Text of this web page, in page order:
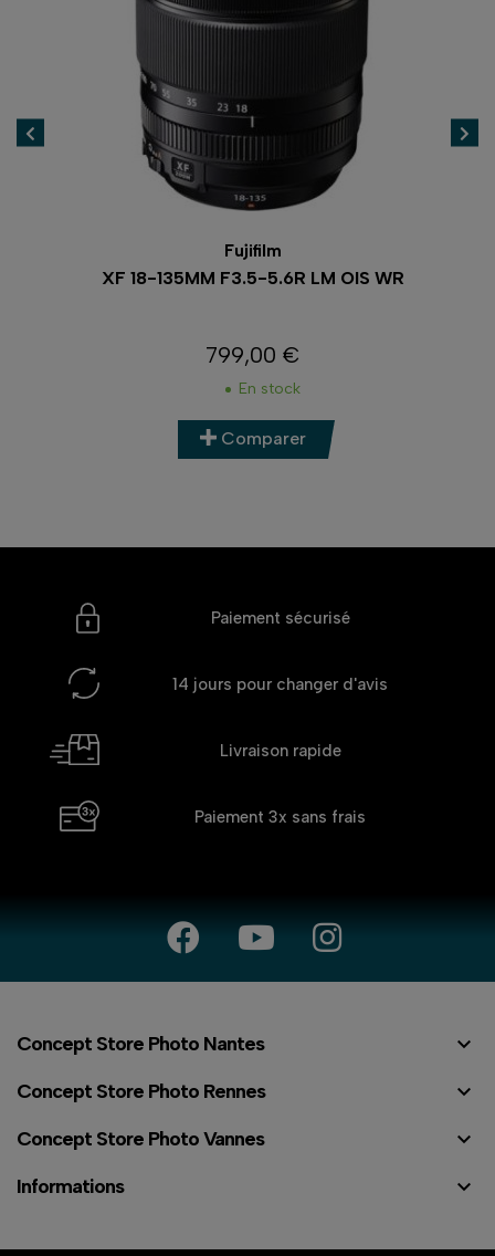
Fujifilm
XF 18-135MM F3.5-5.6R LM OIS WR
Prix
799,00 €
En stock
Comparer
Paiement sécurisé
14 jours pour changer d'avis
Livraison rapide
Paiement 3x sans frais
Concept Store Photo Nantes 
Concept Store Photo Rennes 
Concept Store Photo Vannes 
Informations 